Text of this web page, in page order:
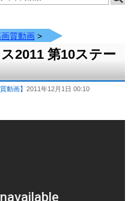
質動画 >
2011 第10ステー
動画】 2011年12月1日 00:10